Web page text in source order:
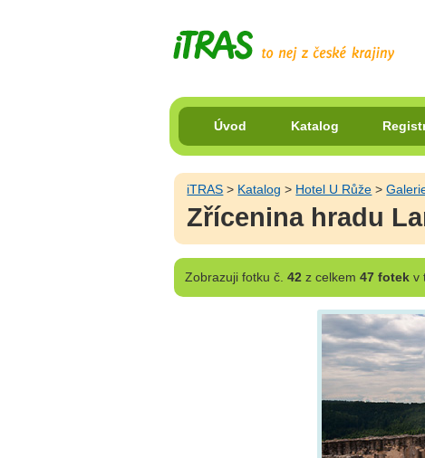
Úvod Katalog
iTRAS > Katalog > Hotel U Růže >
Zřícenina hradu
Zobrazujifotku č. 42 z celkem 47 fotekv